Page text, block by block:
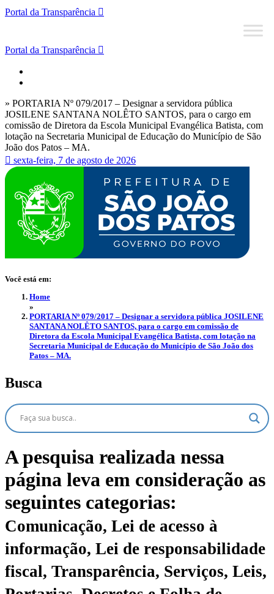
Portal da Transparência
Portal da Transparência
» PORTARIA Nº 079/2017 – Designar a servidora pública
JOSILENE SANTANA NOLÊTO SANTOS, para o cargo em
comissão de Diretora da Escola Municipal Evangélica Batista, com
lotação na Secretaria Municipal de Educação do Município de São
João dos Patos – MA.
sexta-feira, 7 de agosto de 2026
Você está em:
Home
»
PORTARIA Nº 079/2017 – Designar a servidora pública JOSILENE
SANTANA NOLÊTO SANTOS, para o cargo em comissão de
Diretora da Escola Municipal Evangélica Batista, com lotação na
Secretaria Municipal de Educação do Município de São João dos
Patos – MA.
Busca
A pesquisa realizada nessa
página leva em consideração as
seguintes categorias:
Comunicação, Lei de acesso à
informação, Lei de responsabilidade
fiscal, Transparência, Serviços, Leis,